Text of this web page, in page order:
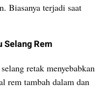
Biasanya terjadi saat
Selang Rem
retak menyebabkan
rem tambah dalam dan